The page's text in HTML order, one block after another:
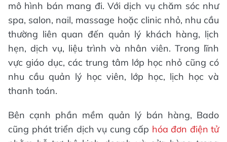
mô hình bán mang đi. Với dịch vụ chăm sóc như
spa, salon, nail, massage hoặc clinic nhỏ, nhu cầu
thường liên quan đến quản lý khách hàng, lịch
hẹn, dịch vụ, liệu trình và nhân viên. Trong lĩnh
vực giáo dục, các trung tâm lớp học nhỏ cũng có
nhu cầu quản lý học viên, lớp học, lịch học và
thanh toán.
Bên cạnh phần mềm quản lý bán hàng, Bado
cũng phát triển dịch vụ cung cấp hóa đơn điện tử